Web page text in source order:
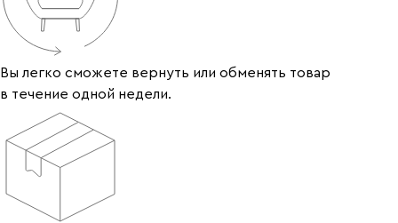
Вы легко сможете вернуть или обменять товар
в течение одной недели.